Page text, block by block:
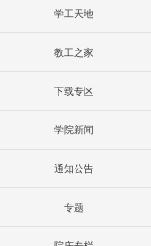
学工天地
教工之家
下载专区
学院新闻
通知公告
专题